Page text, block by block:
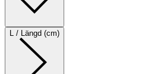
L / Längd (cm)